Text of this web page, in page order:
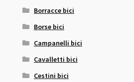
Borracce bici
Borse bici
Campanelli bici
Cavalletti bici
Cestini bici